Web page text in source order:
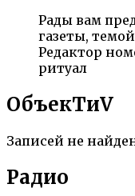
Рады вам
газеты,
Редактор
ритуал
ОбъекTиV
Записей не
Радио